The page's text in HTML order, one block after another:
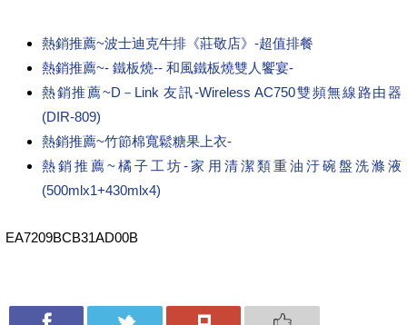
熱銷推薦~波士迪克牛排《莊敬店》-超值排餐
熱銷推薦~- 鐵板燒-- 和風鐵板燒雙人饗宴-
熱銷推薦~D－Link 友訊-Wireless AC750雙頻無線路由器
(DIR-809)
熱銷推薦~竹節棉寬鬆糖果上衣-
熱銷推薦~橘子工坊-家用清潔類重油汙碗盤洗滌液
(500mlx1+430mlx4)
EA7209BCB31AD00B